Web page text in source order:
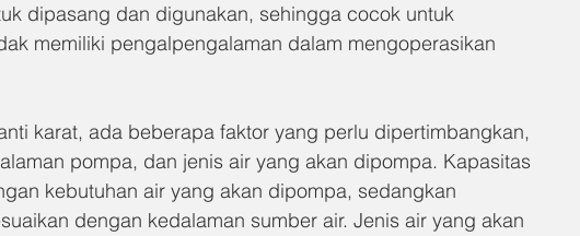
dipasang dan digunakan, sehingga cocok untuk
memiliki pengalpengalaman dalam mengoperasikan
karat, ada beberapa faktor yang perlu dipertimbangkan,
pompa, dan jenis air yang akan dipompa. Kapasitas
kebutuhan air yang akan dipompa, sedangkan
dengan kedalaman sumber air. Jenis air yang akan